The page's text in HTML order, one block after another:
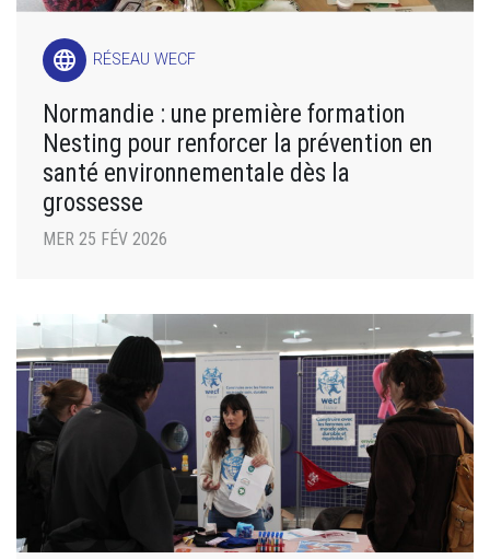
language RÉSEAU WECF
Normandie : une première formation
Nesting pour renforcer la prévention en
santé environnementale dès la
grossesse
MER 25 FÉV 2026